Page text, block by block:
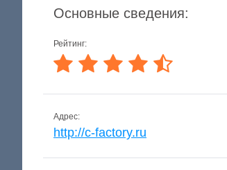
Основные сведения:
Рейтинг:
Адрес:
http://c-factory.ru